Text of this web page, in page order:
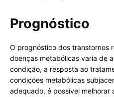
Prognóstico
O prognóstico dos transtornos
doenças metabólicas varia de
condição, a resposta ao
condições metabólicas
adequado, é possível melhorar